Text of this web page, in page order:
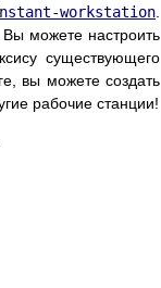
workstation
можете настроить
существующего
вы можете создать
рабочие станции!